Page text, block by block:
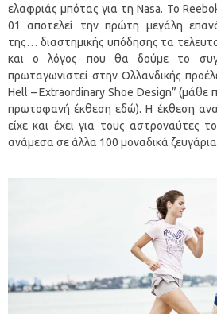
ελαφριάς μπότας για τη Nasa. Το
01 αποτελεί την πρώτη μεγάλη
της… διαστημικής υπόδησης τα
και ο λόγος που θα δούμε το
πρωταγωνιστεί στην Ολλανδικής
Hell – Extraordinary Shoe Design” (μάθε
πρωτοφανή έκθεση εδώ). Η έκθεση
είχε και έχει για τους αστροναύτες
ανάμεσα σε άλλα 100 μοναδικά